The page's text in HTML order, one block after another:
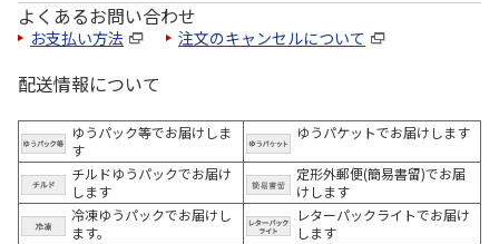
よくあるお問い合わせ
お支払い方法 注文のキャンセルについて
配送情報について
ゆうパック等でお届けしま
す
ゆうパケットでお届けします
チルドゆうパックでお届け
します
定形外郵便(簡易書留)でお届
けします
冷凍ゆうパックでお届けし
ます。
レターパックライトでお届け
します